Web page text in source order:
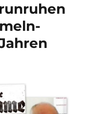
AG
wollen
eine